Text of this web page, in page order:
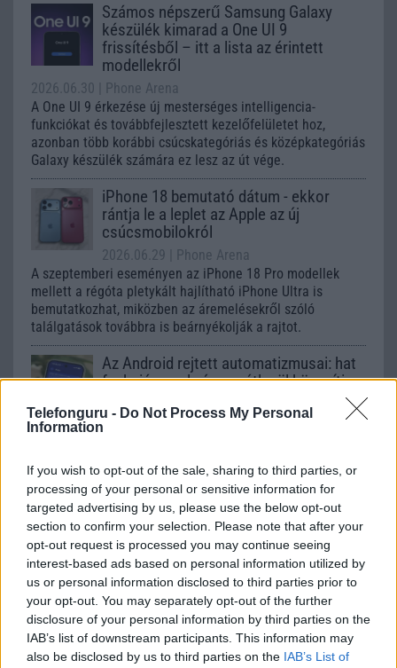
Telefonguru - Do Not Process My Personal
Information
If you wish to opt-out of the sale, sharing to third parties, or
processing of your personal or sensitive information for
targeted advertising by us, please use the below opt-out
section to confirm your selection. Please note that after your
opt-out request is processed you may continue seeing
interest-based ads based on personal information utilized by
us or personal information disclosed to third parties prior to
your opt-out. You may separately opt-out of the further
disclosure of your personal information by third parties on the
IAB’s list of downstream participants. This information may
also be disclosed by us to third parties on the IAB’s List of
Számos népszerű Samsung Galaxy
készülék kimarad a One UI 9
frissítésből – itt a lista az érintett
modellekről
2026.06.30
| Phone Arena
A One UI 9 érkezése új mesterséges intelligencia-
funkciókat és továbbfejlesztett kezelőfelületet hoz,
azonban több korábbi csúcskategóriás és középkategóriás
Galaxy készülék számára ez lesz az út vége.
iPhone 18 bemutató dátum - ekkor
rántja le a leplet az Apple az új
csúcsmobilokról
2026.06.29
| Phone Arena
A szeptemberi eseményen az iPhone 18 Pro modellek
mellett a régóta pletykált hajlítható iPhone Ultra is
bemutatkozhat, miközben az áremelésekről szóló
találgatások továbbra is beárnyékolják a rajtot.
Az Android rejtett automatizmusai: hat
funkció, amely észrevétlenül könnyíti
2026.06.14 | Android Police
amelyek maguktól dolgoznak a háttérben.
Ez a rejtett Samsung funkció teljesen
megváltoztatja a mobilhasználatot –
sokan mégsem tudnak róla
2026.07.12| Android Central
Az Edge Panel az egyik leghasznosabb funkció, amely
jelentősen felgyorsítja a mindennapi használatot,
miközben a Pixel telefonokból továbbra is hiányzik.